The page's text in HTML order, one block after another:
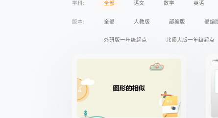
学科: 全部 语文 数学 英语
版本: 全部 人教版 部编版 部编
外研版一年级起点 北师大版一年级起点
语文版义务教育版
教科版
人民出版社